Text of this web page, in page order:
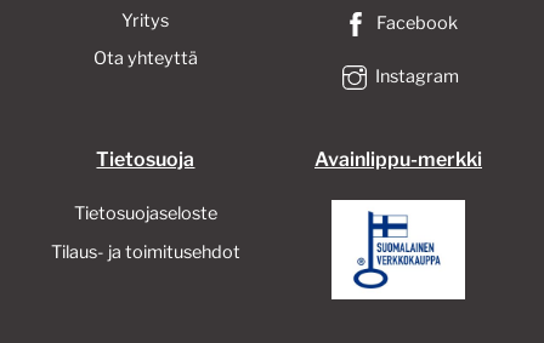
Yritys
Ota yhteyttä
Facebook
Instagram
Tietosuoja
Tietosuojaseloste
Tilaus- ja toimitusehdot
Avainlippu-merkki